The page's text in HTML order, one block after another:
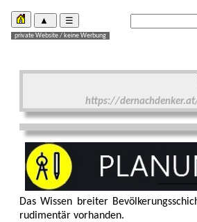
https://
Das Wissen breiter
rudimentär vor­handen.